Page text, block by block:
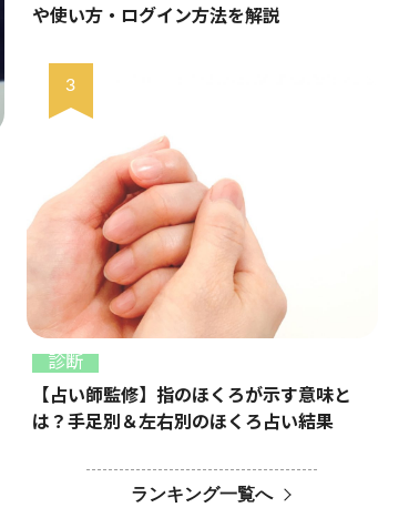
や使い方・ログイン方法を解説
診断
【占い師監修】指のほくろが示す意味と
は？手足別＆左右別のほくろ占い結果
ランキング一覧へ